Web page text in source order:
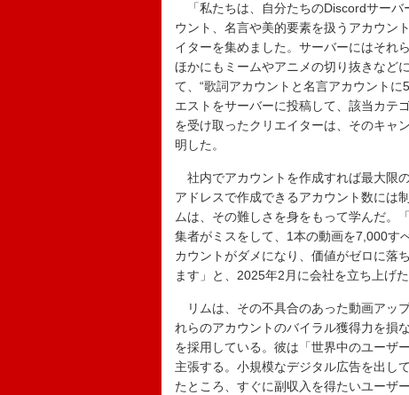
「私たちは、自分たちのDiscordサーバ
ウント、名言や美的要素を扱うアカウン
イターを集めました。サーバーにはそれ
ほかにもミームやアニメの切り抜きなど
て、“歌詞アカウントと名言アカウント
エストをサーバーに投稿して、該当カテ
を受け取ったクリエイターは、そのキャ
明した。
社内でアカウントを作成すれば最大限
アドレスで作成できるアカウント数には
ムは、その難しさを身をもって学んだ。
集者がミスをして、1本の動画を7,000す
カウントがダメになり、価値がゼロに落
ます」と、2025年2月に会社を立ち上げた
リムは、その不具合のあった動画アッ
れらのアカウントのバイラル獲得力を損
を採用している。彼は「世界中のユーザ
主張する。小規模なデジタル広告を出し
たところ、すぐに副収入を得たいユーザ